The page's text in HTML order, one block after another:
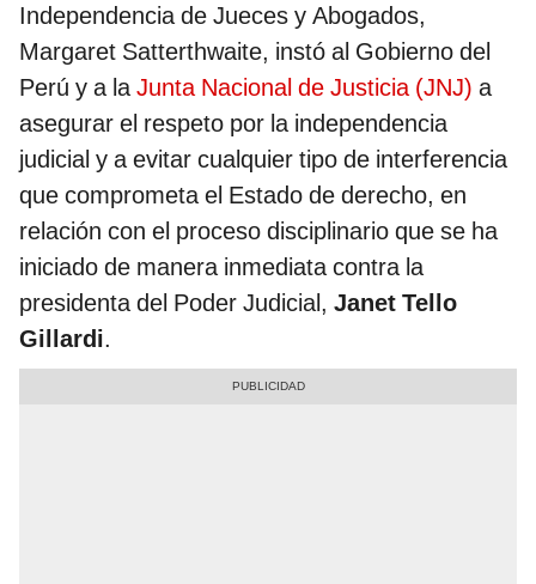
Independencia de Jueces y Abogados,
Margaret Satterthwaite, instó al Gobierno del
Perú y a laJunta Nacional de Justicia (JNJ) a
asegurar el respeto por la independencia
judicial y a evitar cualquier tipo de interferencia
que comprometa el Estado de derecho, en
relación con el proceso disciplinario que se ha
iniciado de manera inmediata contra la
presidenta del Poder Judicial, Janet Tello
Gillardi.